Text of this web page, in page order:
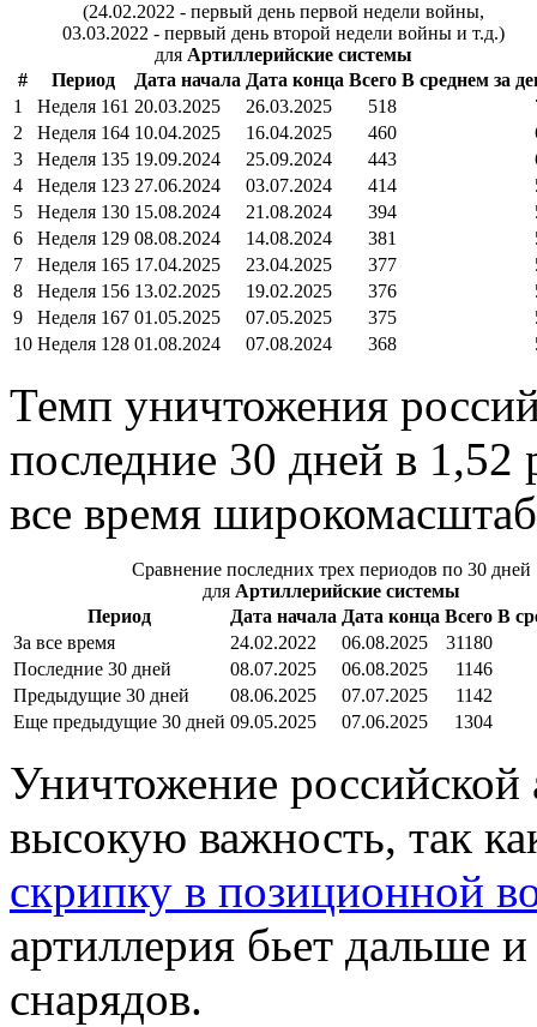
(24.02.2022 - первый день первой недели войны,
03.03.2022 - первый день второй недели войны и т.д.)
для Артиллерийские системы
#
Период Дата начала Дата конца Всего В среднем за
1
Неделя 161 20.03.2025 26.03.2025 518
2
Неделя 164 10.04.2025 16.04.2025 460
3
Неделя 135 19.09.2024 25.09.2024 443
4
Неделя 123 27.06.2024 03.07.2024 414
5
Неделя 130 15.08.2024 21.08.2024 394
6
Неделя 129 08.08.2024 14.08.2024 381
7
Неделя 165 17.04.2025 23.04.2025 377
8
Неделя 156 13.02.2025 19.02.2025 376
9
Неделя 167 01.05.2025 07.05.2025 375
10 Неделя 128 01.08.2024 07.08.2024 368
Темп уничтожения
последние 30 дней в 1,52
все время
Сравнение последних трех периодов по 30 дней
для Артиллерийские системы
Период
Дата начала Дата конца Всего В
За все время
24.02.2022 06.08.2025
31180
Последние 30 дней
08.07.2025 06.08.2025
1146
Предыдущие 30 дней
08.06.2025 07.07.2025
1142
Еще предыдущие 30 дней 09.05.2025 07.06.2025 1304
Уничтожение российской
высокую важность, так
скрипку в позиционной
артиллерия бьет дальше
снарядов.